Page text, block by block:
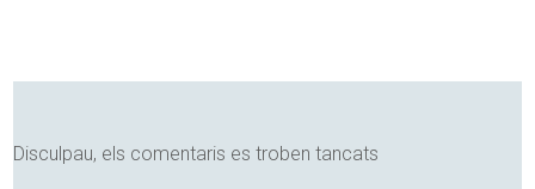
Disculpau, els comentaris es troben tancats